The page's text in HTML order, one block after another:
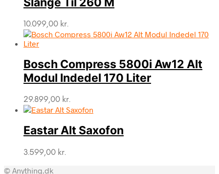
10.099,00 kr.
Bosch Compress 5800i Aw12 Alt
Modul Indedel 170 Liter
29.899,00 kr.
Eastar Alt Saxofon
3.599,00 kr.
© Anything.dk